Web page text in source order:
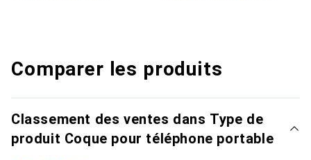
Comparer les produits
Classement des ventes dans Type de
produit Coque pour téléphone portable